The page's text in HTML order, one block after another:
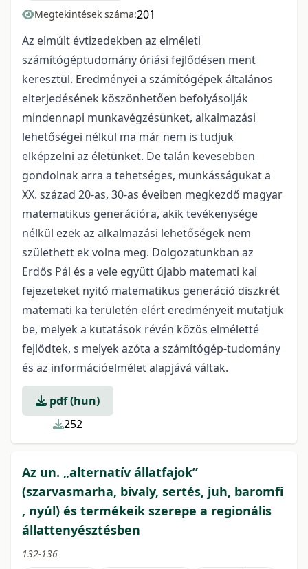
Megtekintések száma:201
Az elmúlt évtizedekben az elméleti
számítógéptudomány óriási fejlődésen ment
keresztül. Eredményei a számítógépek általános
elterjedésének köszönhetően befolyásolják
mindennapi munkavégzésünket, alkalmazási
lehetőségei nélkül ma már nem is tudjuk
elképzelni az életünket. De talán kevesebben
gondolnak arra a tehetséges, munkásságukat a
XX. század 20-as, 30-as éveiben megkezdő magyar
matematikus generációra, akik tevékenysége
nélkül ezek az alkalmazási lehetőségek nem
születhett ek volna meg. Dolgozatunkban az
Erdős Pál és a vele együtt újabb matemati kai
fejezeteket nyitó matematikus generáció diszkrét
matemati ka területén elért eredményeit mutatjuk
be, melyek a kutatások révén közös elméletté
fejlődtek, s melyek azóta a számítógép-tudomány
és az információelmélet alapjává váltak.
pdf (hun)
252
Az un. „alternatív állatfajok”
(szarvasmarha, bivaly, sertés, juh, baromfi
, nyúl) és termékeik szerepe a regionális
állattenyésztésben
132-136